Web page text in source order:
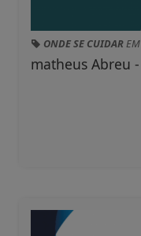
ONDE SE CUIDAR
matheus Abreu